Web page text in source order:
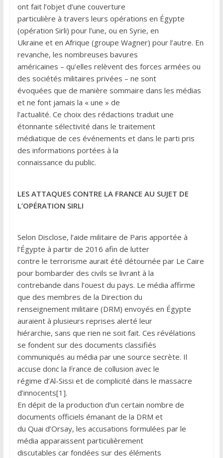
ont fait l’objet d’une couverture
particulière à travers leurs opérations en Égypte
(opération Sirli) pour l’une, ou en Syrie, en
Ukraine et en Afrique (groupe Wagner) pour l’autre. En
revanche, les nombreuses bavures
américaines – qu’elles relèvent des forces armées ou
des sociétés militaires privées – ne sont
évoquées que de manière sommaire dans les médias
et ne font jamais la « une » de
l’actualité. Ce choix des rédactions traduit une
étonnante sélectivité dans le traitement
médiatique de ces événements et dans le parti pris
des informations portées à la
connaissance du public.
LES ATTAQUES CONTRE LA FRANCE AU SUJET DE
L’OPÉRATION SIRLI
Selon Disclose, l’aide militaire de Paris apportée à
l’Égypte à partir de 2016 afin de lutter
contre le terrorisme aurait été détournée par Le Caire
pour bombarder des civils se livrant à la
contrebande dans l’ouest du pays. Le média affirme
que des membres de la Direction du
renseignement militaire (DRM) envoyés en Égypte
auraient à plusieurs reprises alerté leur
hiérarchie, sans que rien ne soit fait. Ces révélations
se fondent sur des documents classifiés
communiqués au média par une source secrète. Il
accuse donc la France de collusion avec le
régime d’Al-Sissi et de complicité dans le massacre
d’innocents[1].
En dépit de la production d’un certain nombre de
documents officiels émanant de la DRM et
du Quai d’Orsay, les accusations formulées par le
média apparaissent particulièrement
discutables car fondées sur des éléments